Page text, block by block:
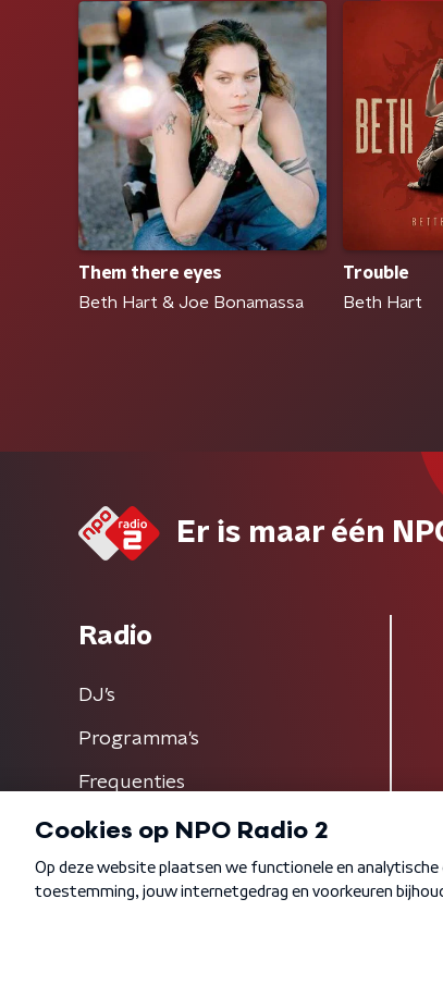
Them there eyes
Beth Hart & Joe Bonamassa
Trouble
Beth Hart
Er is maar één
Radio
DJ’s
Programma's
Frequenties
Algemene voorwaarden Privacybeleid